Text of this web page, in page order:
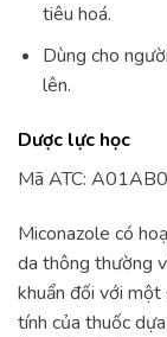
tiêu hoá.
Dùng cho
lên.
Dược lực học
Mã ATC:
Miconazole có
da thông thường
khuẩn đối với một
tính của thuốc